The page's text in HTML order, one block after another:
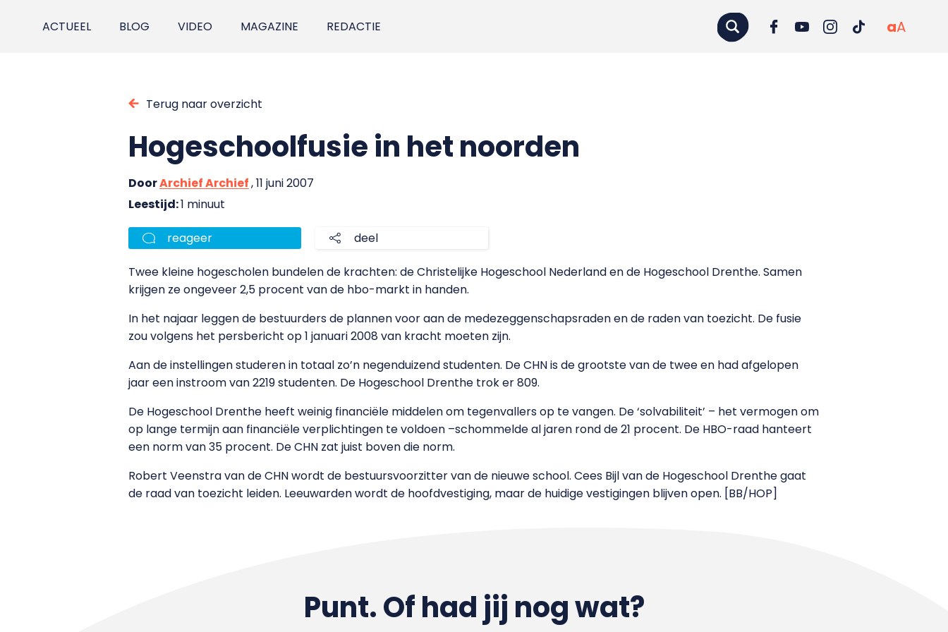
ACTUEEL BLOG VIDEO MAGAZINE REDACTIE aA
Terug naar overzicht
Hogeschoolfusie in het noorden
DoorArchief Archief, 11 juni 2007
Leestijd:1 minuut
reageer deel
Twee kleine hogescholen bundelen de krachten: de Christelijke Hogeschool Nederland en de Hogeschool Drenthe. Samen
krijgen ze ongeveer 2,5 procent van de hbo-markt in handen.
In het najaar leggen de bestuurders de plannen voor aan de medezeggenschapsraden en de raden van toezicht. De fusie
zou volgens het persbericht op 1 januari 2008 van kracht moeten zijn.
Aan de instellingen studeren in totaal zo’n negenduizend studenten. De CHN is de grootste van de twee en had afgelopen
jaar een instroom van 2219 studenten. De Hogeschool Drenthe trok er 809.
De Hogeschool Drenthe heeft weinig financiële middelen om tegenvallers op te vangen. De ‘solvabiliteit’ – het vermogen om
op lange termijn aan financiële verplichtingen te voldoen –schommelde al jaren rond de 21 procent. De HBO-raad hanteert
een norm van 35 procent. De CHN zat juist boven die norm.
Robert Veenstra van de CHN wordt de bestuursvoorzitter van de nieuwe school. Cees Bijl van de Hogeschool Drenthe gaat
de raad van toezicht leiden. Leeuwarden wordt de hoofdvestiging, maar de huidige vestigingen blijven open. [BB/HOP]
Punt. Of had jij nog wat?